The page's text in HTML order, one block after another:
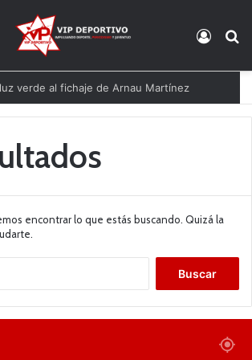
verde al fichaje de Arnau Martínez
encontrar lo que estás buscando. Quizá la